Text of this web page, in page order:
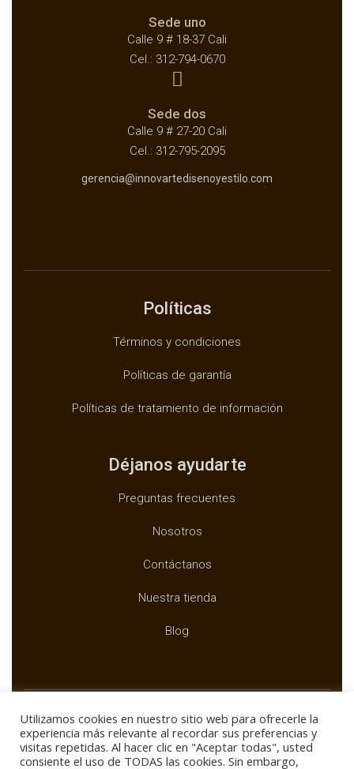
Sede uno
Calle 9 # 18-37 Cali
Cel.: 312-794-0670
Sede dos
Calle 9 # 27-20 Cali
Cel.: 312-795-2095
gerencia@innovartedisenoyestilo.com
Políticas
Términos y condiciones
Políticas de garantía
Políticas de tratamiento de información
Déjanos ayudarte
Preguntas frecuentes
Nosotros
Contáctanos
Nuestra tienda
Blog
Copyright © BUXTAR
Utilizamos cookies en nuestro sitio web para ofrecerle la
experiencia más relevante al recordar sus preferencias y
visitas repetidas. Al hacer clic en "Aceptar todas", usted
consiente el uso de TODAS las cookies. Sin embargo,